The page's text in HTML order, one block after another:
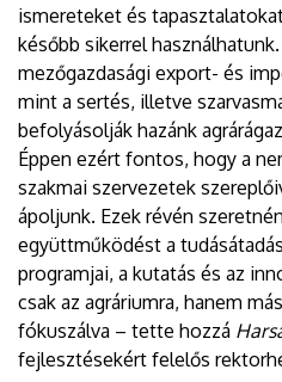
ismereteket és
később sikerrel
mezőgazdasági export- és
mint a sertés, illetve
befolyásolják hazánk
Éppen ezért fontos, hogy a
szakmai szervezetek
ápoljunk. Ezek révén
együttműködést a
programjai, a kutatás és az
csak az agráriumra, hanem
fókuszálva – tette hozzá
fejlesztésekért felelős